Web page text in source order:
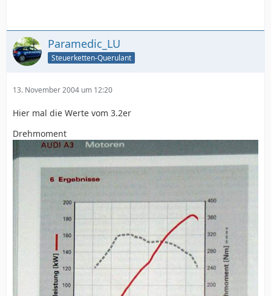
Paramedic_LU
Steuerketten-Querulant
13. November 2004 um 12:20
Hier mal die Werte vom 3.2er
Drehmoment